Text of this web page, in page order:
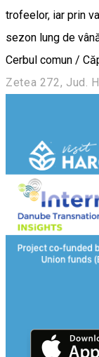
trofeelor, iar prin
sezon lung de
Cerbul comun /
Zetea 272, Jud.